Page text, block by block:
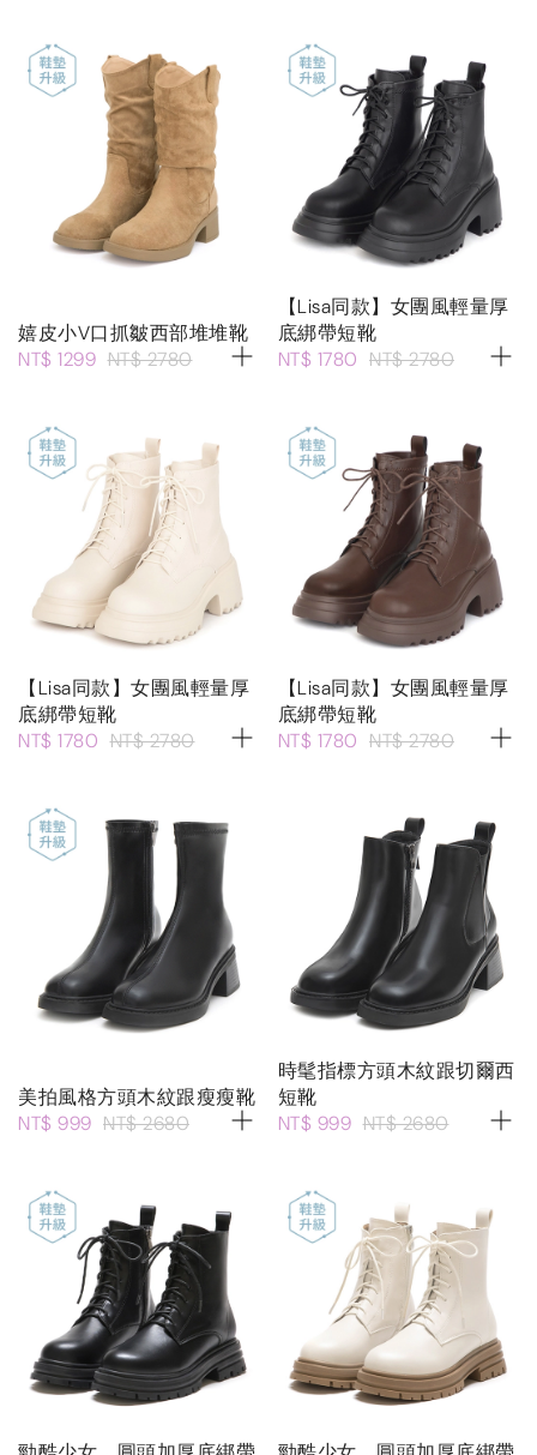
嬉皮小V口抓皺西部堆堆靴
NT$ 1299 NT$ 2780
【Lisa同款】女團風輕量厚
底綁帶短靴
NT$ 1780 NT$ 2780
【Lisa同款】女團風輕量厚
底綁帶短靴
NT$ 1780 NT$ 2780
【Lisa同款】女團風輕量厚
底綁帶短靴
NT$ 1780 NT$ 2780
美拍風格方頭木紋跟瘦瘦靴
NT$ 999 NT$ 2680
時髦指標方頭木紋跟切爾西
短靴
NT$ 999 NT$ 2680